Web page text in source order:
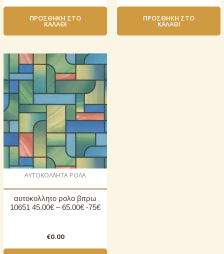
ΠΡΟΣΘΉΚΗ ΣΤΟ
ΚΑΛΆΘΙ
ΠΡΟΣΘΉΚΗ ΣΤΟ
ΚΑΛΆΘΙ
AΥΤΟΚΟΛΛΗΤΑ ΡΟΛΑ
αυτοκoλλητο ρολo βιτρω
10651 45.00€ – 65.00€ -75€
€0.00